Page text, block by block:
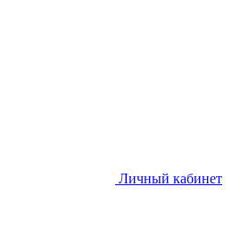
Личный кабинет